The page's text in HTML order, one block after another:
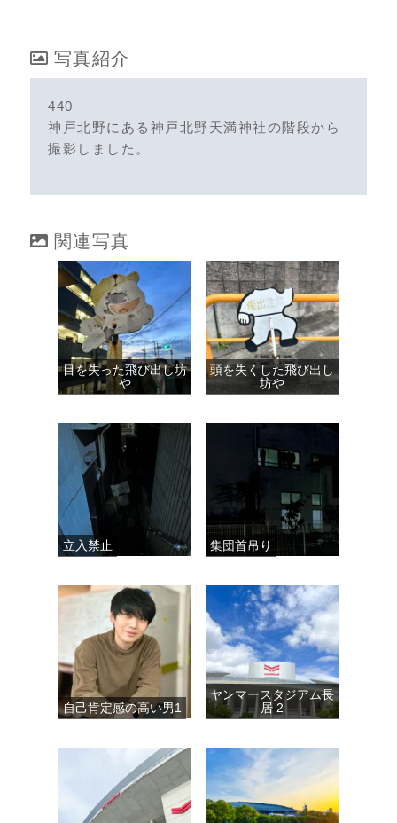
写真紹介
440
神戸北野にある神戸北野天満神社の階段から
撮影しました。
関連写真
目を失った飛び出し坊
や
頭を失くした飛び出し
坊や
立入禁止 集団首吊り
自己肯定感の高い男1
ヤンマースタジアム長
居 2